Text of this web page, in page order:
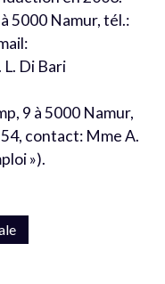
5000 Namur, tél.:
Di Bari
9 à 5000 Namur,
contact: Mme A.
»).